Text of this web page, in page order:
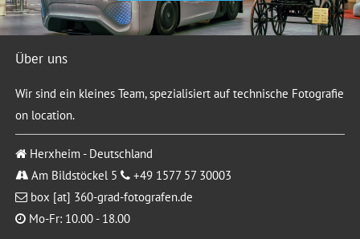
Über uns
Wir sind ein kleines Team, spezialisiert auf technische Fotografie
on location.
Herxheim - Deutschland
Am Bildstöckel 5
+49 1577 57 30003
box [at] 360-grad-fotografen.de
Mo-Fr: 10.00 - 18.00